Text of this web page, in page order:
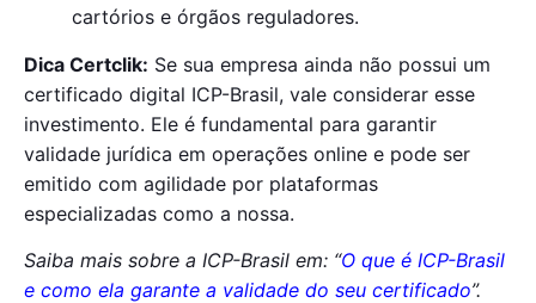
cartórios e órgãos reguladores.
Dica Certclik: Se sua empresa ainda não possui um
certificado digital ICP-Brasil, vale considerar esse
investimento. Ele é fundamental para garantir
validade jurídica em operações online e pode ser
emitido com agilidade por plataformas
especializadas como a nossa.
Saiba mais sobre a ICP-Brasil em: “O que é ICP-Brasil
e como ela garante a validade do seu certificado”.